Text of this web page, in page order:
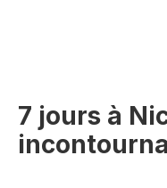
7 jours à